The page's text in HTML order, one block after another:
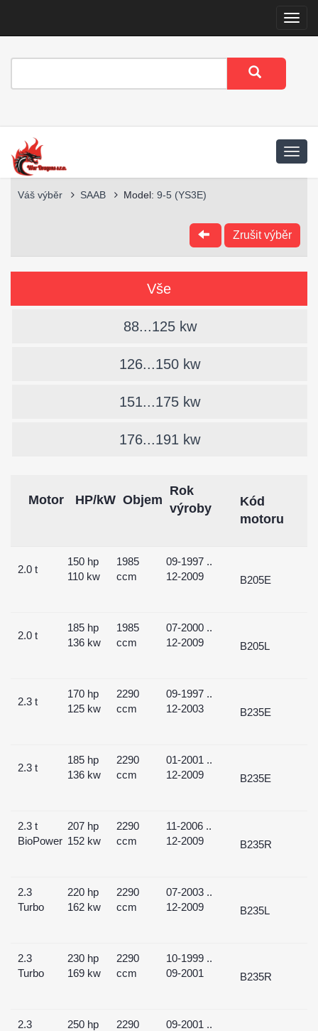
Menu
Váš výběr SAAB Model: 9-5 (YS3E)
Zrušit výběr
Vše
88...125 kw
126...150 kw
151...175 kw
176...191 kw
Motor HP/kW Objem
Rok
výroby
Kód
motoru
2.0 t
150 hp
110 kw
1985
ccm
09-1997 ..
12-2009
B205E
2.0 t
185 hp
136 kw
1985
ccm
07-2000 ..
12-2009
B205L
2.3 t
170 hp
125 kw
2290
ccm
09-1997 ..
12-2003
B235E
2.3 t
185 hp
136 kw
2290
ccm
01-2001 ..
12-2009
B235E
2.3 t
BioPower
207 hp
152 kw
2290
ccm
11-2006 ..
12-2009
B235R
2.3
Turbo
220 hp
162 kw
2290
ccm
07-2003 ..
12-2009
B235L
2.3
Turbo
230 hp
169 kw
2290
ccm
10-1999 ..
09-2001
B235R
2.3
250 hp
2290
09-2001 ..